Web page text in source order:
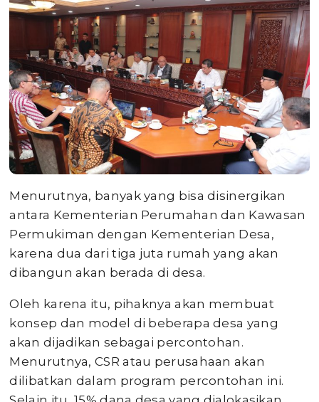
Menurutnya, banyak yang bisa disinergikan
antara Kementerian Perumahan dan Kawasan
Permukiman dengan Kementerian Desa,
karena dua dari tiga juta rumah yang akan
dibangun akan berada di desa.
Oleh karena itu, pihaknya akan membuat
konsep dan model di beberapa desa yang
akan dijadikan sebagai percontohan.
Menurutnya, CSR atau perusahaan akan
dilibatkan dalam program percontohan ini.